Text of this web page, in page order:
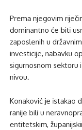
Prema njegovim
dominantno će biti
zaposlenih u
investicije, nabavku
sigurnosnom sektoru
nivou.
Konaković je istakao
ranije bili u
entitetskim,